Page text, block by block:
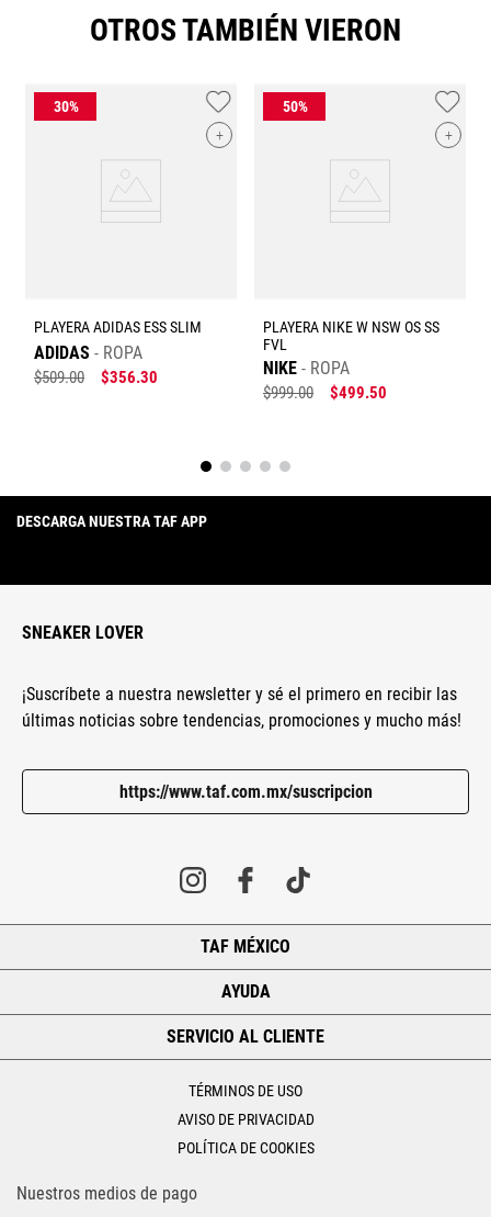
Califica el producto de 1 a 5 estrellas
★★★★
Dirección de email
OTROS TAMBIÉN VIERON
+
PLAYERA ADIDAS ESS SLIM
ADIDAS ROPA
$509.00 $356.30
+
PLAYERA NIKE W NSW OS SS
FVL
NIKE ROPA
$999.00 $499.50
DESCARGA NUESTRA TAF APP
SNEAKER LOVER
¡Suscríbete a nuestra newsletter y sé el primero en recibir las
últimas noticias sobre tendencias, promociones y mucho más!
https://www.taf.com.mx/suscripcion
TAF MÉXICO
AYUDA
SERVICIO AL CLIENTE
TÉRMINOS DE USO
AVISO DE PRIVACIDAD
POLÍTICA DE COOKIES
Nuestros medios de pago